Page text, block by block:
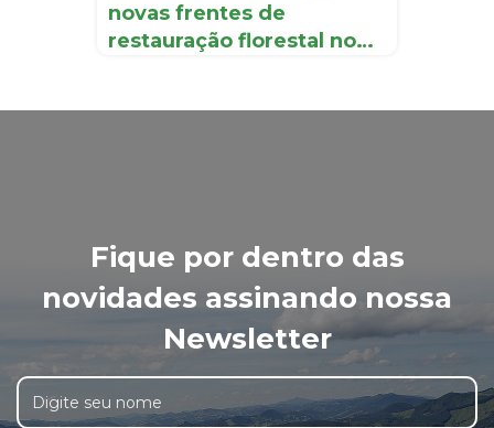
novas frentes de
restauração florestal no
Fique por dentro das
novidades assinando nossa
Newsletter